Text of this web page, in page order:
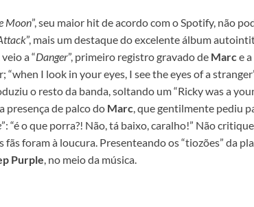
Moon”, seu maior hit de acordo com o Spotify, não
”, mais um destaque do excelente álbum
a “Danger”, primeiro registro gravado de Marce
“when I look in your eyes, I see the eyes of a
o resto da banda, soltando um “Ricky was a
presença de palco do Marc, que gentilmente pediu
”: “é o que porra?! Não, tá baixo, caralho!” Não
fãs foram à loucura. Presenteando os “tiozões” da
Purple, no meio da música.